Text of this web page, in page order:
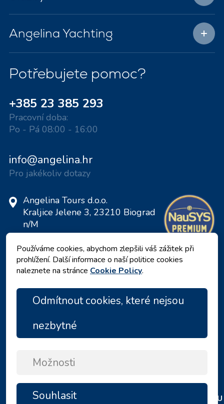
Angelina Yachting
Potřebujete pomoc?
+385 23 385 293
Pracovní doba:
Po - Pá 08:00 - 16:00
info@angelina.hr
Pro jakékoliv dotazy
Angelina Tours d.o.o.
Kraljice Jelene 3, 23210 Biograd
n/M
Chorvatsko
DIČ: 20598733460
ID: HR-AB-23-060130534, MB:
0650676
Zásady ochrany osobních údajů
NAHORU
Používáme cookies, abychom zlepšili váš zážitek při
prohlížení. Další informace o naší politice cookies
naleznete na stránce Cookie Policy.
Odmítnout cookies, které nejsou
nezbytné
Možnosti
Souhlasit